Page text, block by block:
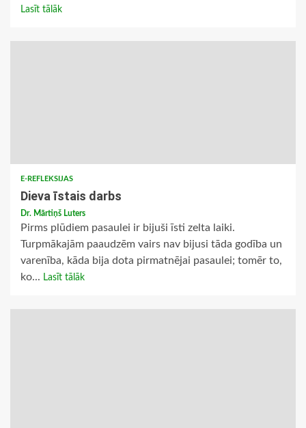
Lasīt tālāk
E-REFLEKSIJAS
Dieva īstais darbs
Dr. Mārtiņš Luters
Pirms plūdiem pasaulei ir bijuši īsti zelta laiki.
Turpmākajām paaudzēm vairs nav bijusi tāda godība un
varenība, kāda bija dota pirmatnējai pasaulei; tomēr to,
ko... Lasīt tālāk